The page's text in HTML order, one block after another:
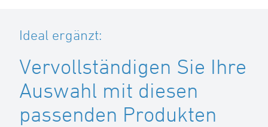
Ideal ergänzt:
Vervollständigen Sie Ihre
Auswahl mit diesen
passenden Produkten